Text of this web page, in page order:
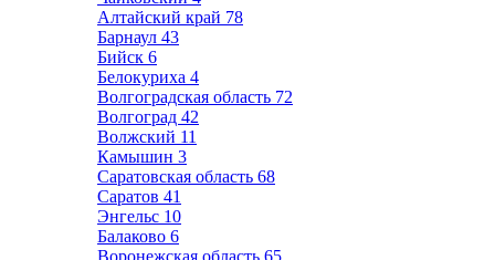
Алтайский край 78
Барнаул 43
Бийск 6
Белокуриха 4
Волгоградская область 72
Волгоград 42
Волжский 11
Камышин 3
Саратовская область 68
Саратов 41
Энгельс 10
Балаково 6
Воронежская область 65